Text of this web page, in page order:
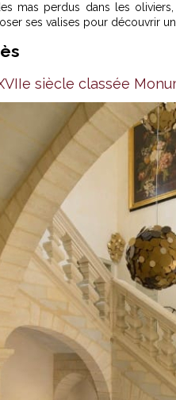
mas perdus dans les
ses valises pour découvrir
siècle classée